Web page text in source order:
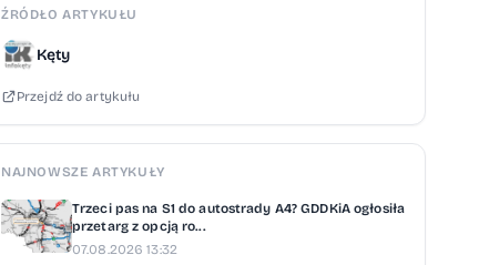
ŹRÓDŁO ARTYKUŁU
Kęty
Przejdź do artykułu
NAJNOWSZE ARTYKUŁY
Trzeci pas na S1 do autostrady A4? GDDKiA ogłosiła
przetarg z opcją ro...
07.08.2026 13:32